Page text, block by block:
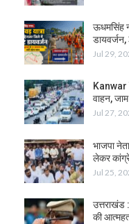
ऊधमसिंह
Jul 29,
Kanwar
वाहन,
Jul 27,
भाजपा
लेकर
Jul 25,
उत्तराखंड
की